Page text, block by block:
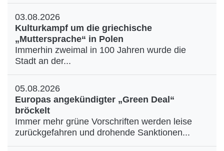
03.08.2026
Kulturkampf um die griechische
„Muttersprache“ in Polen
Immerhin zweimal in 100 Jahren wurde die
Stadt an der...
05.08.2026
Europas angekündigter „Green Deal“
bröckelt
Immer mehr grüne Vorschriften werden leise
zurückgefahren und drohende Sanktionen...